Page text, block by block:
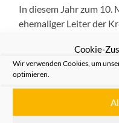
Cookie-
Wir verwenden Cookies, um
optimieren.
In diesem Jahr zum 10.
ehemaliger Leiter der
die Heimatfreunde.
Die kleine Putztruppe
Heimatfreunde